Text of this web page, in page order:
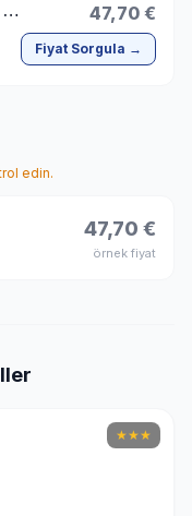
Superior Tek Büyük Yataklı Oda, 1 En Büyük (King) Boy Yatak 47,70 €
Fiyat Sorgula →
edin.
47,70 €
örnek fiyat
★★★